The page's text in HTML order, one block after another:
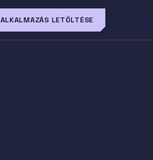
ALKALMAZÁS LETÖLTÉSE